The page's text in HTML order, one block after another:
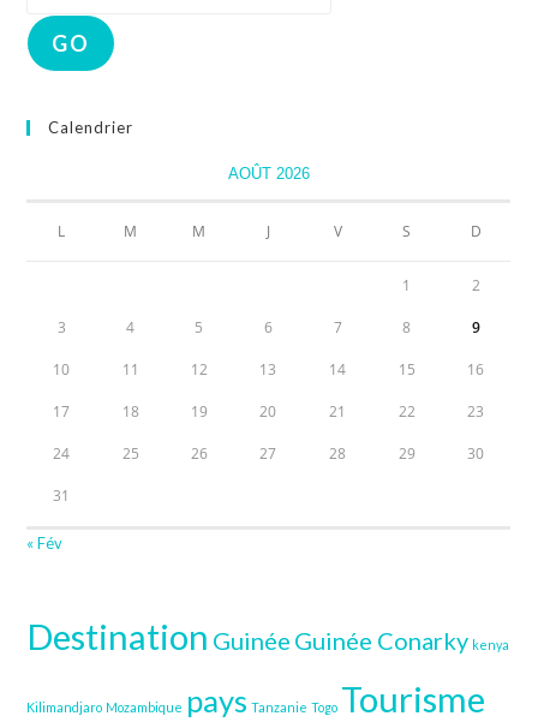
GO
Calendrier
AOÛT 2026
L M M J V S D
1 2
3 4 5 6 7 8 9
10 11 12 13 14 15 16
17 18 19 20 21 22 23
24 25 26 27 28 29 30
31
« Fév
Destination Guinée Guinée Conarky kenya
Kilimandjaro Mozambique pays Tanzanie Togo Tourisme